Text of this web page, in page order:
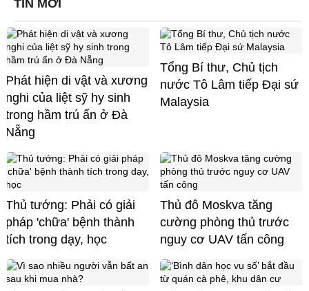
TIN MỚI
Phát hiện di vật và xương
nghi của liệt sỹ hy sinh
trong hầm trú ẩn ở Đà
Nẵng
Tổng Bí thư, Chủ tịch
nước Tô Lâm tiếp Đại sứ
Malaysia
Thủ tướng: Phải có giải
pháp 'chữa' bệnh thành
tích trong dạy, học
Thủ đô Moskva tăng
cường phòng thủ trước
nguy cơ UAV tấn công